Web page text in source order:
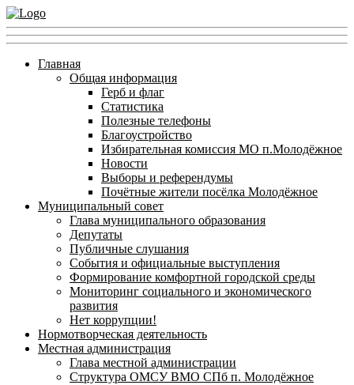
Главная
Общая информация
Герб и флаг
Статистика
Полезные телефоны
Благоустройство
Избирательная комиссия МО п.Молодёжное
Новости
Выборы и референдумы
Почётные жители посёлка Молодёжное
Муниципальный совет
Глава муниципального образования
Депутаты
Публичные слушания
События и официальные выступления
Формирование комфортной городской среды
Мониторинг социального и экономического
развития
Нет коррупции!
Нормотворческая деятельность
Местная администрация
Глава местной администрации
Структура ОМСУ ВМО СПб п. Молодёжное